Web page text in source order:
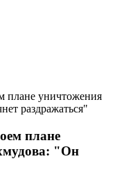
плане уничтожения
раздражаться"
плане
"Он